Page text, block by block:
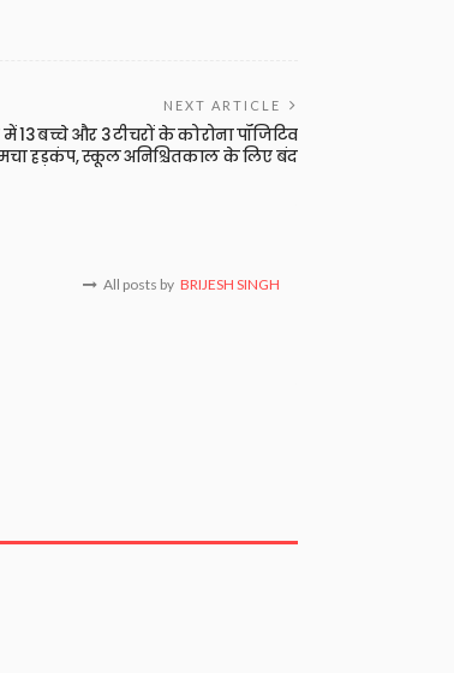
NEXT ARTICLE
13 बच्चे और 3 टीचरों के कोरोना पॉजिटिव
हड़कंप, स्कूल अनिश्चितकाल के लिए बंद
All posts by BRIJESH SINGH